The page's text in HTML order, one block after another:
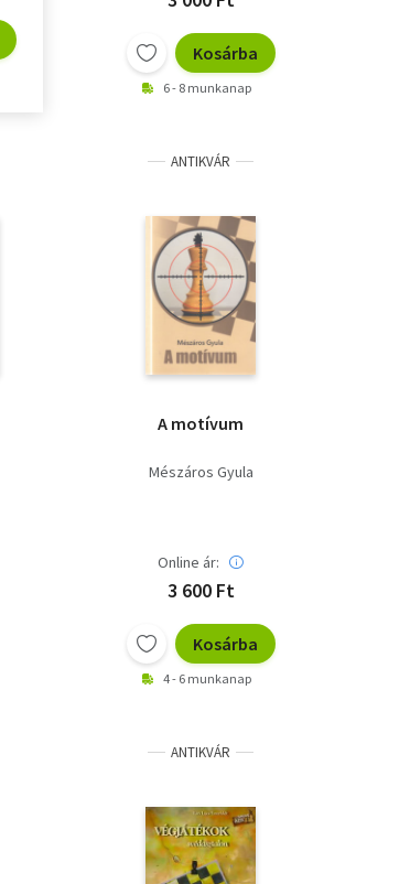
Kosárba
6 - 8 munkanap
ANTIKVÁR
A motívum
Mészáros Gyula
Online ár:
3 600 Ft
Kosárba
4 - 6 munkanap
ANTIKVÁR